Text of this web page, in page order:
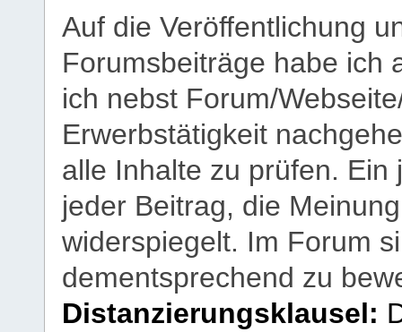
Auf die Veröffentlichung
Forumsbeiträge habe ich
ich nebst Forum/
Erwerbstätigkeit
alle Inhalte zu prüfen.
jeder Beitrag, die
widerspiegelt. Im Forum
dementsprechend zu
Distanzierungsklausel: